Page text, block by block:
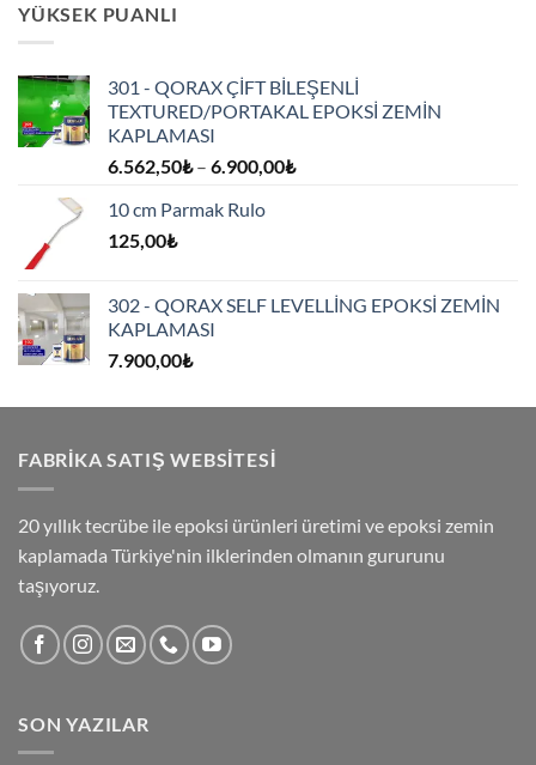
YÜKSEK PUANLI
301 - QORAX ÇİFT BİLEŞENLİ
TEXTURED/PORTAKAL EPOKSİ ZEMİN
KAPLAMASI
6.562,50₺ – 6.900,00₺Fiyat
10 cm Parmak Rulo
125,00₺
302 - QORAX SELF LEVELLİNG EPOKSİ ZEMİN
KAPLAMASI
7.900,00₺
FABRİKA SATIŞ WEBSİTESİ
20 yıllık tecrübe ile epoksi ürünleri üretimi ve epoksi zemin
kaplamada Türkiye'nin ilklerinden olmanın gururunu
taşıyoruz.
SON YAZILAR